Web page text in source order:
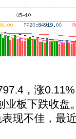
，涨0.11%
业板下跌收盘
现不佳，最